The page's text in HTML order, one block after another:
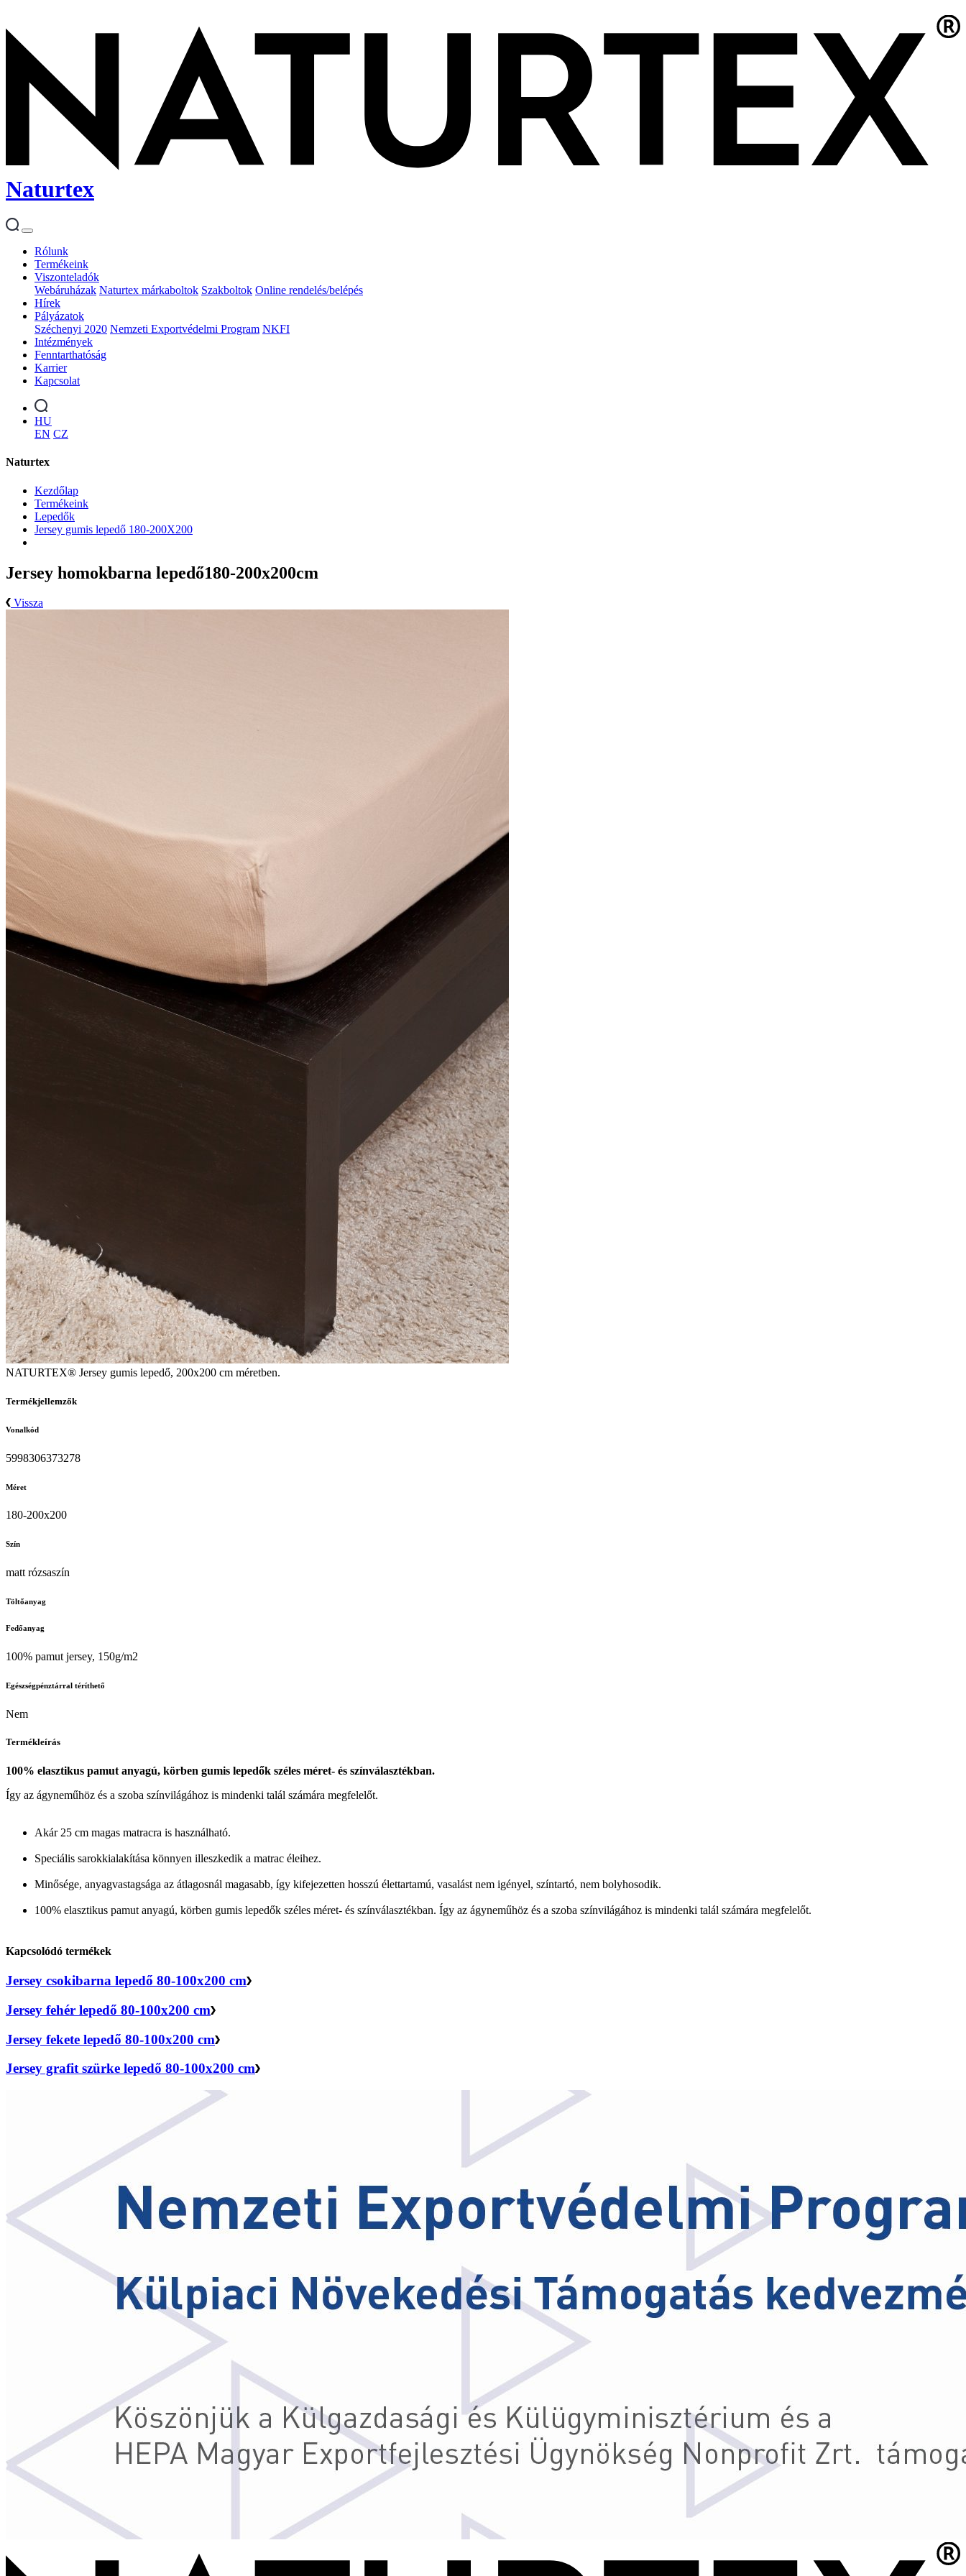
Naturtex
Rólunk
Termékeink
Viszonteladók
Webáruházak Naturtex márkaboltok Szakboltok Online rendelés/belépés
Hírek
Pályázatok
Széchenyi 2020 Nemzeti Exportvédelmi Program NKFI
Intézmények
Fenntarthatóság
Karrier
Kapcsolat
HU
EN CZ
Naturtex
Kezdőlap
Termékeink
Lepedők
Jersey gumis lepedő 180-200X200
Jersey homokbarna lepedő180-200x200cm
Vissza
NATURTEX® Jersey gumis lepedő, 200x200 cm méretben.
Termékjellemzők
Vonalkód
5998306373278
Méret
180-200x200
Szín
matt rózsaszín
Töltőanyag
Fedőanyag
100% pamut jersey, 150g/m2
Egészségpénztárral téríthető
Nem
Termékleírás
100% elasztikus pamut anyagú, körben gumis lepedők széles méret- és színválasztékban.
Így az ágyneműhöz és a szoba színvilágához is mindenki talál számára megfelelőt.
Akár 25 cm magas matracra is használható.
Speciális sarokkialakítása könnyen illeszkedik a matrac éleihez.
Minősége, anyagvastagsága az átlagosnál magasabb, így kifejezetten hosszú élettartamú, vasalást nem igényel, színtartó, nem bolyhosodik.
100% elasztikus pamut anyagú, körben gumis lepedők széles méret- és színválasztékban. Így az ágyneműhöz és a szoba színvilágához is mindenki talál számára megfelelőt.
Kapcsolódó termékek
Jersey csokibarna lepedő 80-100x200 cm
Jersey fehér lepedő 80-100x200 cm
Jersey fekete lepedő 80-100x200 cm
Jersey grafit szürke lepedő 80-100x200 cm